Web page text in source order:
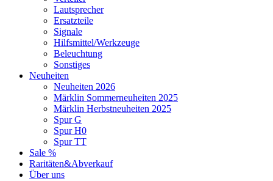
Lautsprecher
Ersatzteile
Signale
Hilfsmittel/Werkzeuge
Beleuchtung
Sonstiges
Neuheiten
Neuheiten 2026
Märklin Sommerneuheiten 2025
Märklin Herbstneuheiten 2025
Spur G
Spur H0
Spur TT
Sale %
Raritäten&Abverkauf
Über uns